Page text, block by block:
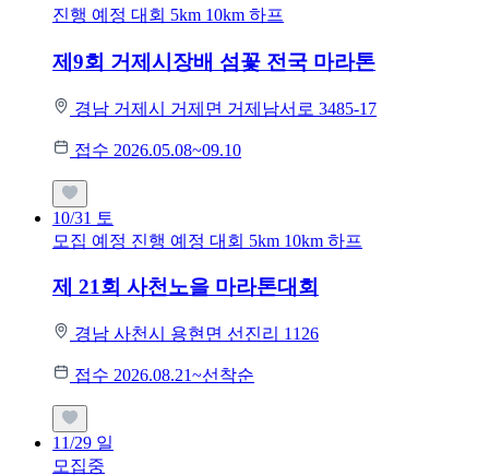
진행 예정 대회 5km 10km 하프
제9회 거제시장배 섬꽃 전국 마라톤
경남 거제시 거제면 거제남서로 3485-17
접수 2026.05.08~09.10
10/31 토
모집 예정 진행 예정 대회 5km 10km 하프
제 21회 사천노을 마라톤대회
경남 사천시 용현면 선진리 1126
접수 2026.08.21~선착순
11/29 일
모집중